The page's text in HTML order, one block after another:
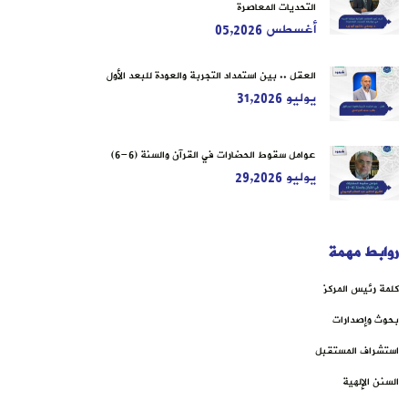
التحديات المعاصرة
أغسطس 05,2026
العقل .. بين استمداد التجربة والعودة للبعد الأول
يوليو 31,2026
عوامل سقوط الحضارات في القرآن والسنة (6-6)
يوليو 29,2026
روابط مهمة
كلمة رئيس المركز
بحوث وإصدارات
استشراف المستقبل
السنن الإلهية